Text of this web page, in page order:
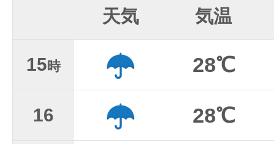
天気 気温
15時 28℃
16 28℃